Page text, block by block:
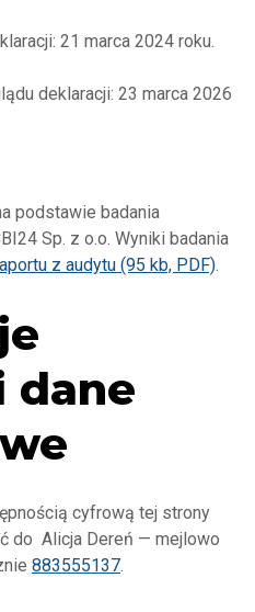
21 marca 2024 roku.
deklaracji: 23 marca 2026
podstawie badania
Sp. z o.o. Wyniki badania
z audytu (95 kb, PDF).
dane
cyfrową tej strony
do Alicja Dereń — mejlowo
883555137.